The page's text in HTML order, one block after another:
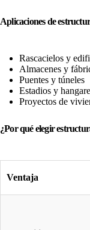
Aplicaciones de
Rascacielos y
Almacenes y
Puentes y túneles
Estadios y
Proyectos de
¿Por qué elegir
Ventaja